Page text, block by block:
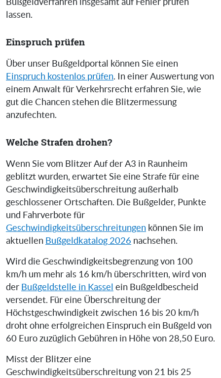
Bußgeldverfahren insgesamt auf Fehler prüfen
lassen.
Einspruch prüfen
Über unser Bußgeldportal können Sie einen
Einspruch kostenlos prüfen. In einer Auswertung von
einem Anwalt für Verkehrsrecht erfahren Sie, wie
gut die Chancen stehen die Blitzermessung
anzufechten.
Welche Strafen drohen?
Wenn Sie vom Blitzer Auf der A3 in Raunheim
geblitzt wurden, erwartet Sie eine Strafe für eine
Geschwindigkeitsüberschreitung außerhalb
geschlossener Ortschaften. Die Bußgelder, Punkte
und Fahrverbote für
Geschwindigkeitsüberschreitungen können Sie im
aktuellen Bußgeldkatalog 2026 nachsehen.
Wird die Geschwindigkeitsbegrenzung von 100
km/h um mehr als 16 km/h überschritten, wird von
der Bußgeldstelle in Kassel ein Bußgeldbescheid
versendet. Für eine Überschreitung der
Höchstgeschwindigkeit zwischen 16 bis 20 km/h
droht ohne erfolgreichen Einspruch ein Bußgeld von
60 Euro zuzüglich Gebühren in Höhe von 28,50 Euro.
Misst der Blitzer eine
Geschwindigkeitsüberschreitung von 21 bis 25